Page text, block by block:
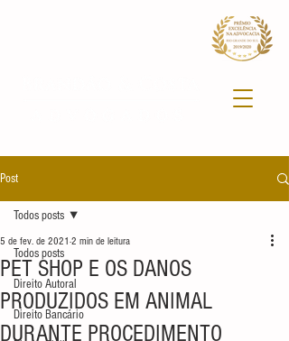
Post
Todos posts
Direito Autoral
Direito Bancário
Todos posts
PET SHOP E OS DANOS
PRODUZIDOS EM ANIMAL
DURANTE PROCEDIMENTO
5 de fev. de 2021 2 min de leitura